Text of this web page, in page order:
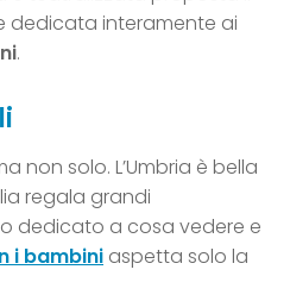
dedicata interamente ai
.
non solo. L’Umbria è bella
regala grandi
dedicato a cosa vedere e
i bambini aspetta solo la